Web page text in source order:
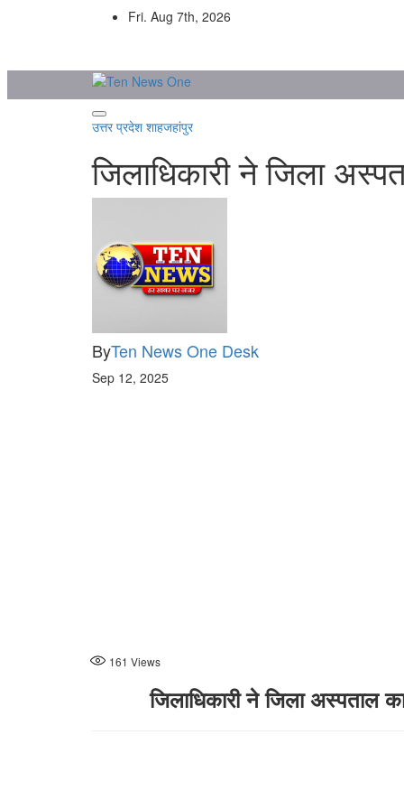
Fri. Aug 7th, 2026
उत्तर प्रदेश शाहजहांपुर
जिलाधिकारी ने जिला
ByTen News One Desk
Sep 12, 2025
161 Views
जिलाधिकारी ने जिला अस्पताल